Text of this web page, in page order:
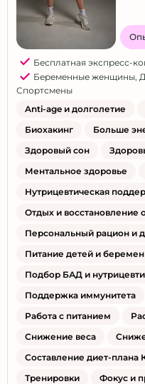
Бесплатная экспресс-
Беременные женщины,
Спортсмены
Anti-age и долголетие
Биохакинг
Больше
Здоровый сон
Ментальное здоровье
Нутрицевтическая
Отдых и восстановление
Персональный рацион и
Питание детей и
Подбор БАД и
Поддержка иммунитета
Работа с питанием
Снижение веса
Составление диет-плана
Тренировки
Фокус и